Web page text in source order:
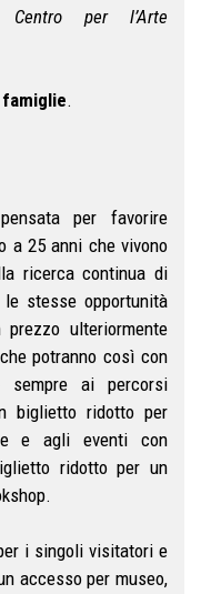
per l’Arte
.
per favorire
a 25 anni che vivono
ricerca continua di
stesse opportunità
ulteriormente
potranno così con
sempre ai percorsi
biglietto ridotto per
e agli eventi con
ridotto per un
i singoli visitatori e
accesso per museo,